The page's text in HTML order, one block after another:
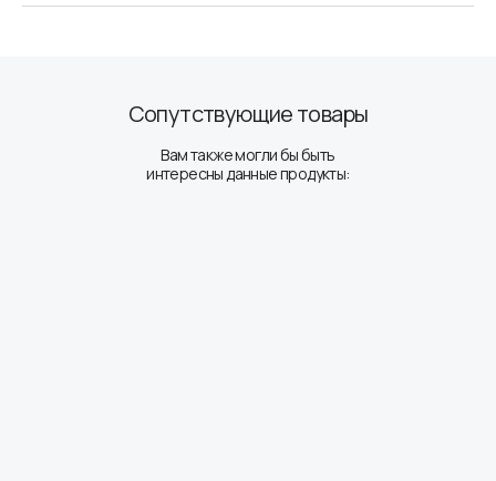
Вам также могли бы быть
интересны данные продукты:
Сопутствующие товары